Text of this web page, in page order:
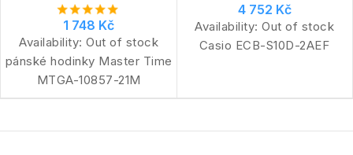
1 748 Kč
Availability: Out of stock
pánské hodinky Master Time
MTGA-10857-21M
4 752 Kč
Availability: Out of stock
Casio ECB-S10D-2AEF